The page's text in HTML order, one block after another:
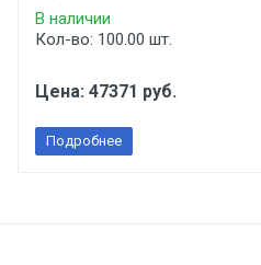
В наличии
Кол-во: 100.00 шт.
Цена: 47371 руб.
Подробнее